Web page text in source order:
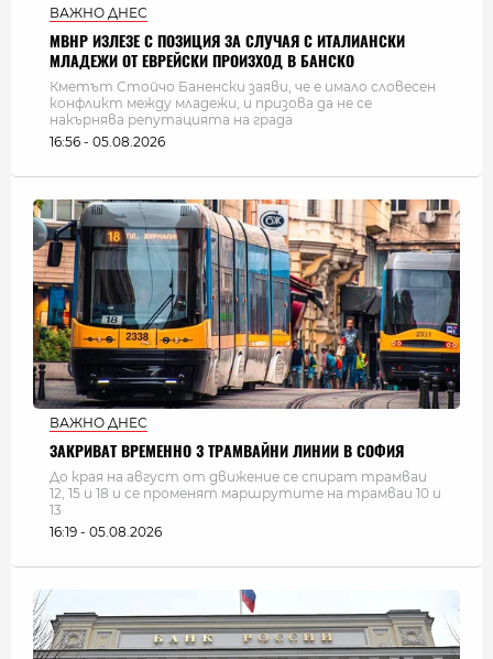
ВАЖНО ДНЕС
МВНР ИЗЛЕЗЕ С ПОЗИЦИЯ ЗА СЛУЧАЯ С ИТАЛИАНСКИ
МЛАДЕЖИ ОТ ЕВРЕЙСКИ ПРОИЗХОД В БАНСКО
Кметът Стойчо Баненски заяви, че е имало словесен
конфликт между младежи, и призова да не се
накърнява репутацията на града
16:56 - 05.08.2026
ВАЖНО ДНЕС
ЗАКРИВАТ ВРЕМЕННО 3 ТРАМВАЙНИ ЛИНИИ В СОФИЯ
До края на август от движение се спират трамваи
12, 15 и 18 и се променят маршрутите на трамваи 10 и
13
16:19 - 05.08.2026